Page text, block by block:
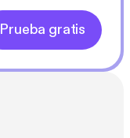
Prueba gratis